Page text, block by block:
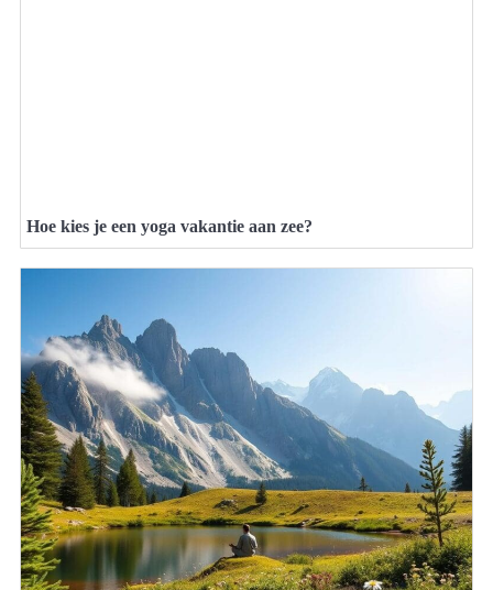
Hoe kies je een yoga vakantie aan zee?